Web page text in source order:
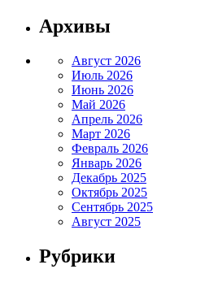
Архивы
Август 2026
Июль 2026
Июнь 2026
Май 2026
Апрель 2026
Март 2026
Февраль 2026
Январь 2026
Декабрь 2025
Октябрь 2025
Сентябрь 2025
Август 2025
Рубрики